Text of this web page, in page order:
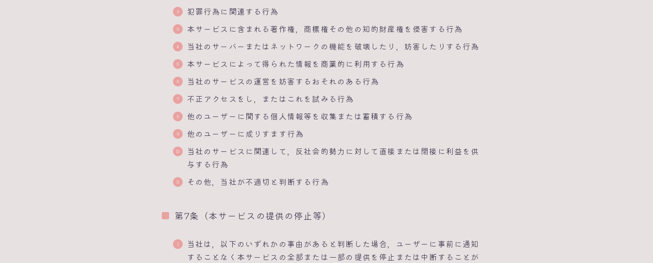
犯罪行為に関連する行為
本サービスに含まれる著作権，商標権その他の知的財産権を侵害する行為
当社のサーバーまたはネットワークの機能を破壊したり，妨害したりする行為
本サービスによって得られた情報を商業的に利用する行為
当社のサービスの運営を妨害するおそれのある行為
不正アクセスをし，またはこれを試みる行為
他のユーザーに関する個人情報等を収集または蓄積する行為
他のユーザーに成りすます行為
当社のサービスに関連して，反社会的勢力に対して直接または間接に利益を供
与する行為
その他，当社が不適切と判断する行為
第7条（本サービスの提供の停止等）
当社は，以下のいずれかの事由があると判断した場合，ユーザーに事前に通知
することなく本サービスの全部または一部の提供を停止または中断することが